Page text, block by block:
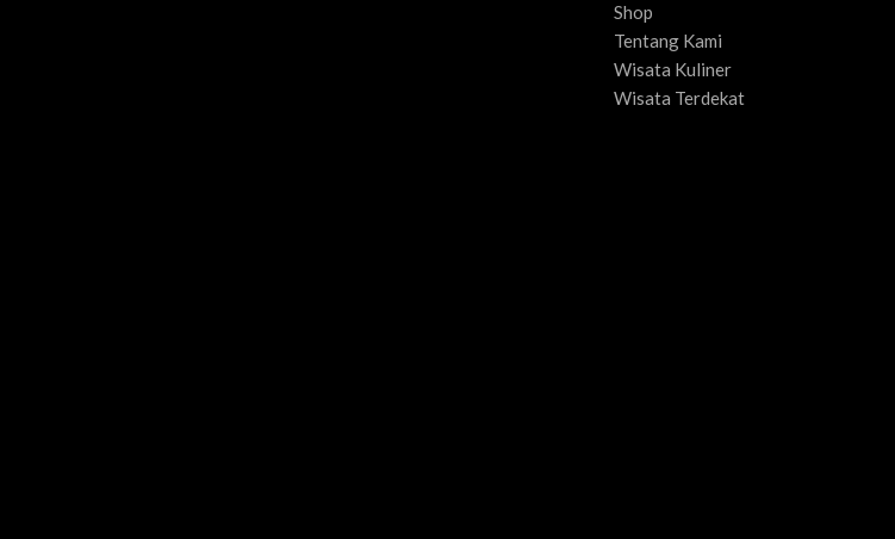
Shop
Tentang Kami
Wisata Kuliner
Wisata Terdekat